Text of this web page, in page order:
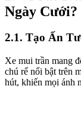
Ngày Cưới?
2.1. Tạo Ấn
Xe mui trần mang
chú rể nổi bật trên
hút, khiến mọi ánh